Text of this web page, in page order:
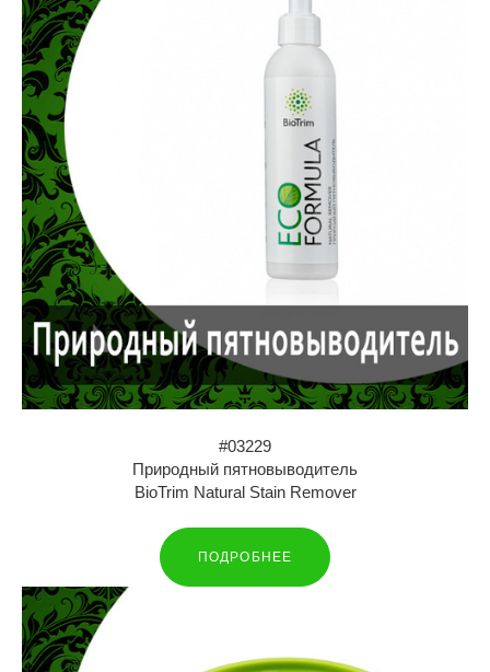
#03229
Природный пятновыводитель
BioTrim Natural Stain Remover
ПОДРОБНЕЕ